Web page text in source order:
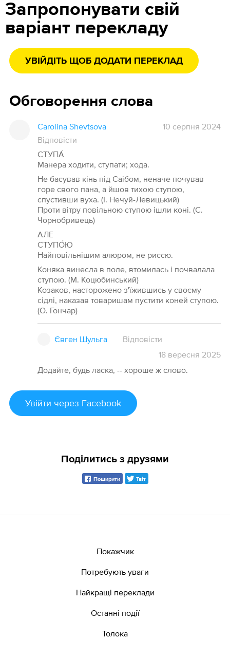
Запропонувати свій
варіант перекладу
УВІЙДІТЬ ЩОБ ДОДАТИ ПЕРЕКЛАД
Обговорення слова
Carolina Shevtsova
10 серпня 2024
Відповісти
СТУПА́
Манера ходити, ступати; хода.
Не басував кінь під Саібом, неначе почував
горе свого пана, а йшов тихою ступою,
спустивши вуха. (І. Нечуй-Левицький)
Проти вітру повільною ступою ішли коні. (С.
Чорнобривець)
АЛЕ
СТУПО́Ю
Найповільнішим алюром, не риссю.
Коняка винесла в поле, втомилась і почвалала
ступою. (М. Коцюбинський)
Козаков, насторожено з'їжившись у своєму
сідлі, наказав товаришам пустити коней ступою.
(О. Гончар)
Євген Шульга
Відповісти
18 вересня 2025
Додайте, будь ласка, -- хороше ж слово.
Увійти через Facebook
Поділитись з друзями
Поширити Твіт
Покажчик
Потребують уваги
Найкращі переклади
Останні події
Толока